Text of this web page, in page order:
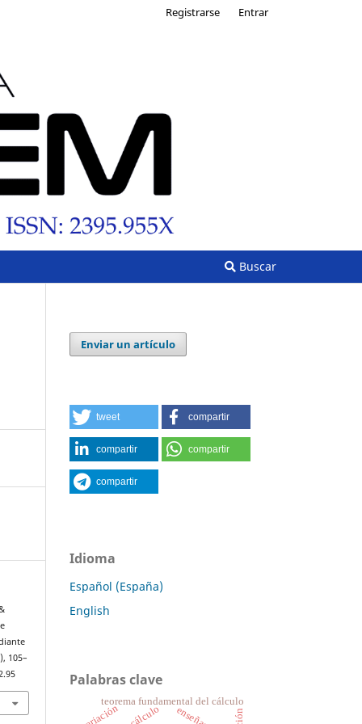
Buscar
Registrarse Entrar
105–
Enviar un artículo
tweet compartir
compartir compartir
compartir
Idioma
Español (España)
English
Palabras clave
teorema fundamental del cálculo
cálculo
variación